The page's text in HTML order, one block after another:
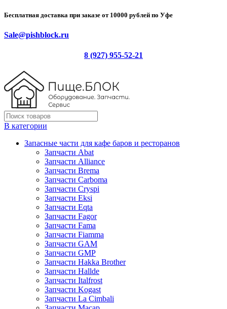
Бесплатная доставка при заказе от 10000 рублей по Уфе
Sale@pishblock.ru
8 (927) 955-52-21
В категории
Запасные части для кафе баров и ресторанов
Запчасти Abat
Запчасти Alliance
Запчасти Brema
Запчасти Carboma
Запчасти Cryspi
Запчасти Eksi
Запчасти Eqta
Запчасти Fagor
Запчасти Fama
Запчасти Fiamma
Запчасти GAM
Запчасти GMP
Запчасти Hakka Brother
Запчасти Hallde
Запчасти Italfrost
Запчасти Kogast
Запчасти La Cimbali